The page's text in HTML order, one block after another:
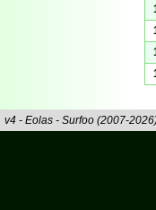
v4 - Eolas - Surfoo (2007-